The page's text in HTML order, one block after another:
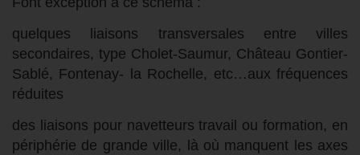
quelques liaisons transversales entre villes
secondaires, type Cholet-Saumur, Château Gontier-
Sablé, Fontenay- la Rochelle, etc…aux fréquences
réduites
des liaisons pour navetteurs travail ou formation, en
périphérie de grande ville, là où manquent les axes